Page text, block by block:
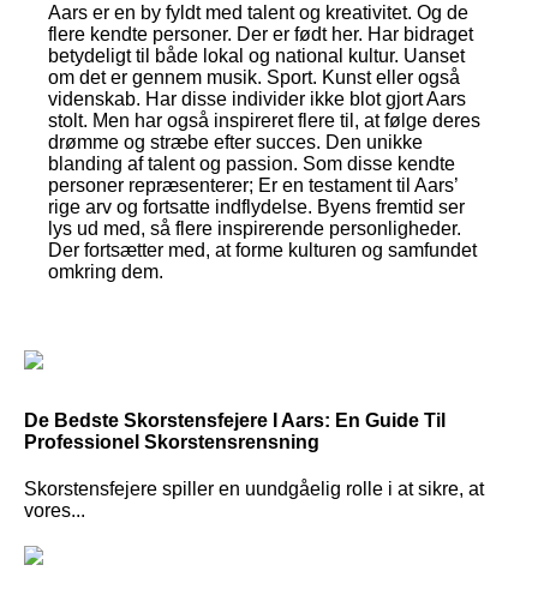
Aars er en by fyldt med talent og kreativitet. Og de
flere kendte personer. Der er født her. Har bidraget
betydeligt til både lokal og national kultur. Uanset
om det er gennem musik. Sport. Kunst eller også
videnskab. Har disse individer ikke blot gjort Aars
stolt. Men har også inspireret flere til, at følge deres
drømme og stræbe efter succes. Den unikke
blanding af talent og passion. Som disse kendte
personer repræsenterer; Er en testament til Aars’
rige arv og fortsatte indflydelse. Byens fremtid ser
lys ud med, så flere inspirerende personligheder.
Der fortsætter med, at forme kulturen og samfundet
omkring dem.
De Bedste Skorstensfejere I Aars: En Guide Til
Professionel Skorstensrensning
Skorstensfejere spiller en uundgåelig rolle i at sikre, at
vores...